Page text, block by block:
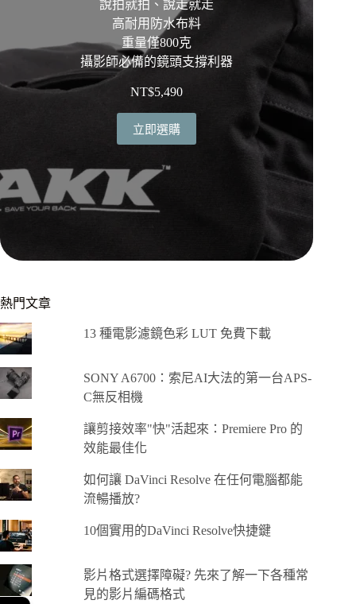
說拍就拍、說走就走
高耐用防水布料
重量僅800克
攝影師必備的鏡頭支撐利器
NT$5,490
立即選購
熱門文章
13 種電影濾鏡色彩 LUT 免費下載
SONY A6700：索尼AI大法的第一台APS-
C無反相機
讓剪接效率"快"活起來：Premiere Pro 的
效能最佳化
如何讓 DaVinci Resolve 在任何電腦都能
流暢播放?
10個實用的DaVinci Resolve快捷鍵
影片格式選擇障礙? 先來了解一下各種常
見的影片編碼格式